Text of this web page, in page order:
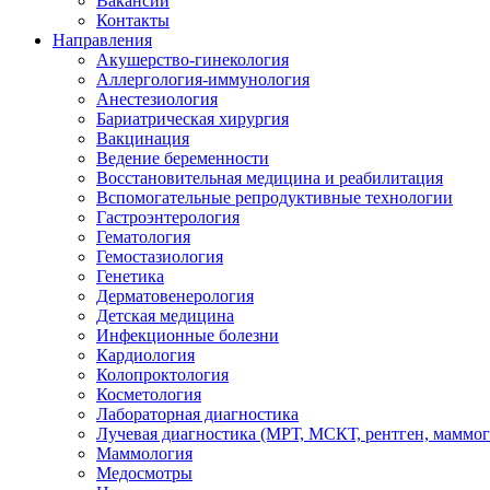
Контакты
Направления
Акушерство-гинекология
Аллергология-иммунология
Анестезиология
Бариатрическая хирургия
Вакцинация
Ведение беременности
Восстановительная медицина и реабилитация
Вспомогательные репродуктивные технологии
Гастроэнтерология
Гематология
Гемостазиология
Генетика
Дерматовенерология
Детская медицина
Инфекционные болезни
Кардиология
Колопроктология
Косметология
Лабораторная диагностика
Лучевая диагностика (МРТ, МСКТ, рентген,
Маммология
Медосмотры